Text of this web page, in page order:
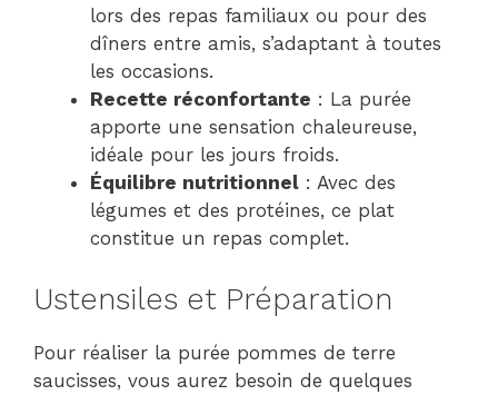
lors des repas familiaux ou pour des
dîners entre amis, s’adaptant à toutes
les occasions.
Recette réconfortante : La purée
apporte une sensation chaleureuse,
idéale pour les jours froids.
Équilibre nutritionnel : Avec des
légumes et des protéines, ce plat
constitue un repas complet.
Ustensiles et Préparation
Pour réaliser la purée pommes de terre
saucisses, vous aurez besoin de quelques